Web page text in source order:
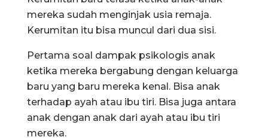
mereka sudah menginjak usia remaja.
Kerumitan itu bisa muncul dari dua sisi.
Pertama soal dampak psikologis anak
ketika mereka bergabung dengan keluarga
baru yang baru mereka kenal. Bisa anak
terhadap ayah atau ibu tiri. Bisa juga antara
anak dengan anak dari ayah atau ibu tiri
mereka.